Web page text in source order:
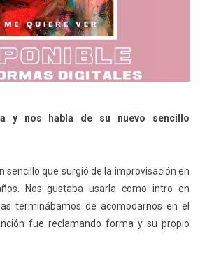
y nos habla de su nuevo sencillo
sencillo que surgió de la improvisación en
Nos gustaba usarla como intro en
terminábamos de acomodarnos en el
fue reclamando forma y su propio